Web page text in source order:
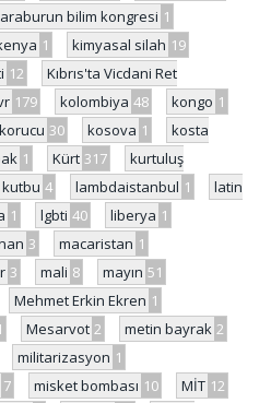
bilim kongresi 1
1 kimyasal silah 19
12
Kıbrıs'ta Vicdani Ret
179 kolombiya 48 kongo 1
korucu 30 kosova 1
kosta
1 Kürt 317
kurtuluş
4 lambdaistanbul 1
latin
1 lgbti 40 liberya 1
3 macaristan 1
3 mali 8 mayın 51
Mehmet Erkin Ekren 1
Mesarvot 2 metin bayrak 2
militarizasyon 1
7 misket bombası 10 MİT 12